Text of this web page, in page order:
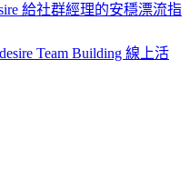
給社群經理的安穩漂流指
Team Building 線上活